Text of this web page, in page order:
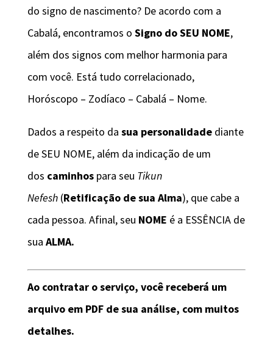
do signo de nascimento? De acordo com a
Cabalá, encontramos o Signo do SEU NOME,
além dos signos com melhor harmonia para
com você. Está tudo correlacionado,
Horóscopo – Zodíaco – Cabalá – Nome.
Dados a respeito da sua personalidadediante
de SEU NOME, além da indicação de um
dos caminhospara seu Tikun
Nefesh(Retificação de sua Alma), que cabe a
cada pessoa. Afinal, seu NOME é a ESSÊNCIA de
sua ALMA.
Ao contratar o serviço, você receberá um
arquivo em PDF de sua análise, com muitos
detalhes.